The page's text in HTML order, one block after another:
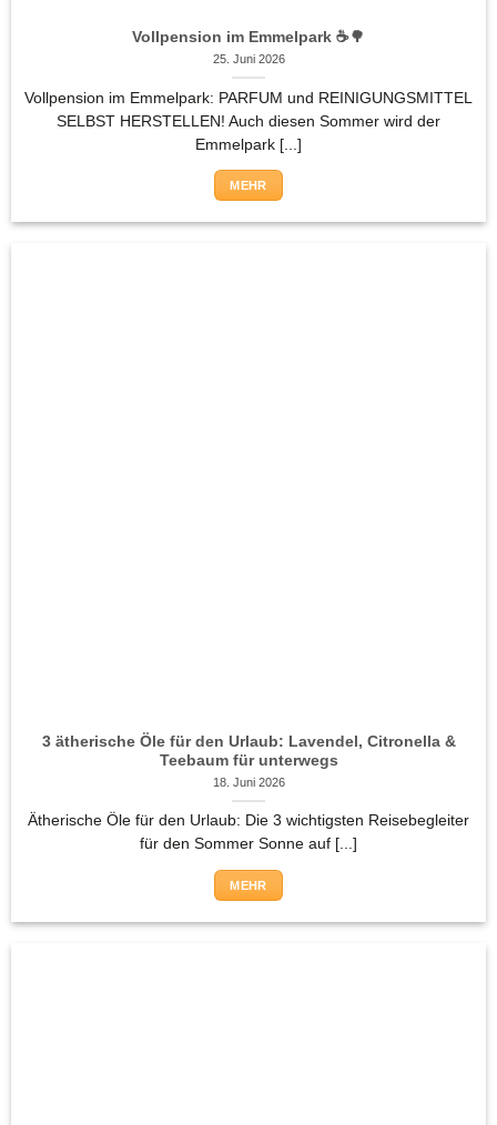
Vollpension im Emmelpark ☕🌳
25. Juni 2026
Vollpension im Emmelpark: PARFUM und REINIGUNGSMITTEL
SELBST HERSTELLEN! Auch diesen Sommer wird der
Emmelpark [...]
MEHR
3 ätherische Öle für den Urlaub: Lavendel, Citronella &
Teebaum für unterwegs
18. Juni 2026
Ätherische Öle für den Urlaub: Die 3 wichtigsten Reisebegleiter
für den Sommer Sonne auf [...]
MEHR